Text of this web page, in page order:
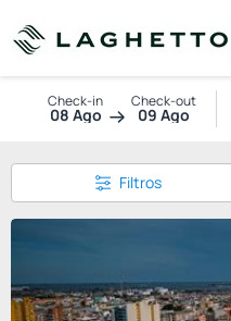
Check-in
08 Ago
Check-out
09 Ago
Filtros